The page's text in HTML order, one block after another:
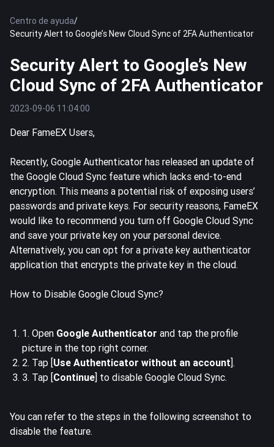
Centro de ayuda/
Security Alert to Google’s New Cloud Sync of 2FA Authenticator
Security Alert to Google’s New
Cloud Sync of 2FA Authenticator
2023-09-06 11:04:00
Dear FameEX Users,
Recently, Google Authenticator has released an update of
the Google Cloud Sync feature which lacks end-to-end
encryption. This means a potential risk of exposing users’
passwords and private keys. For security reasons, FameEX
would like to recommend you turn off Google Cloud Sync
and save your private key on your personal device.
Alternatively, you can opt for a private key authenticator
application that encrypts the private key in the cloud.
How to Disable Google Cloud Sync?
1. Open Google Authenticator and tap the profile
picture in the top right corner.
2. Tap [Use Authenticator without an account].
3. Tap [Continue] to disable Google Cloud Sync.
You can refer to the steps in the following screenshot to
disable the feature.